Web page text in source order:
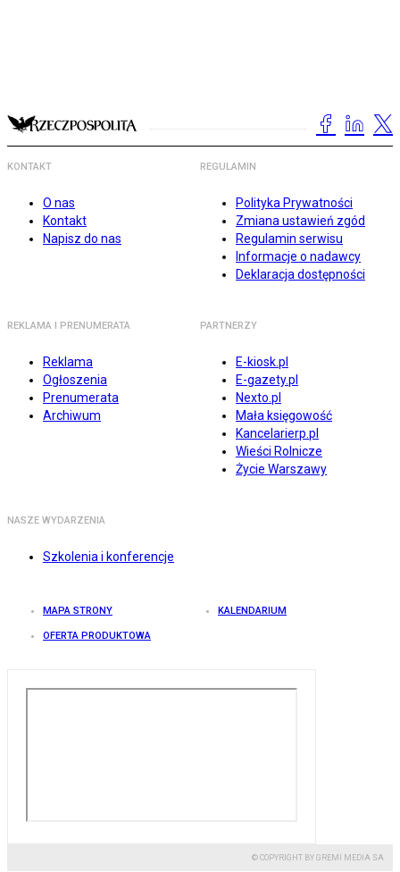
KONTAKT
O nas
Kontakt
Napisz do nas
REGULAMIN
Polityka Prywatności
Zmiana ustawień zgód
Regulamin serwisu
Informacje o nadawcy
Deklaracja dostępności
REKLAMA I PRENUMERATA
Reklama
Ogłoszenia
Prenumerata
Archiwum
PARTNERZY
E-kiosk.pl
E-gazety.pl
Nexto.pl
Mała księgowość
Kancelarierp.pl
Wieści Rolnicze
Życie Warszawy
NASZE WYDARZENIA
Szkolenia i konferencje
MAPA STRONY KALENDARIUM
OFERTA PRODUKTOWA
© COPYRIGHT BY GREMI MEDIA SA